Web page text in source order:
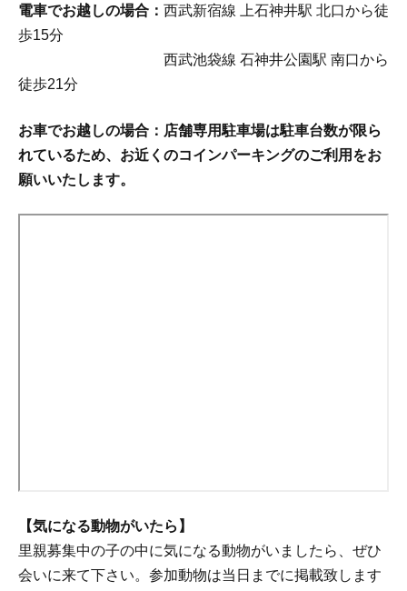
電車でお越しの場合： 西武新宿線 上石神井駅 北口から徒
歩15分
西武池袋線 石神井公園駅 南口から
徒歩21分
お車でお越しの場合：店舗専用駐車場は駐車台数が限ら
れているため、お近くのコインパーキングのご利用をお
願いいたします。
【気になる動物がいたら】
里親募集中の子の中に気になる動物がいましたら、ぜひ
会いに来て下さい。参加動物は当日までに掲載致します